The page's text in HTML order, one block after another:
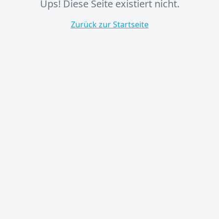
Ups! Diese Seite existiert nicht.
Zurück zur Startseite